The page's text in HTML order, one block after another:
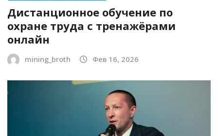
Дистанционное обучение по
охране труда с тренажёрами
онлайн
mining_broth Фев 16, 2026